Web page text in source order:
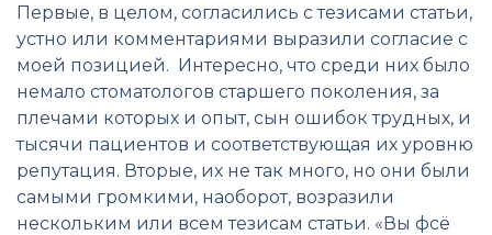
Первые, в целом, согласились с тезисами статьи,
устно или комментариями выразили согласие с
моей позицией. Интересно, что среди них было
немало стоматологов старшего поколения, за
плечами которых и опыт, сын ошибок трудных, и
тысячи пациентов и соответствующая их уровню
репутация. Вторые, их не так много, но они были
самыми громкими, наоборот, возразили
нескольким или всем тезисам статьи. «Вы фсё